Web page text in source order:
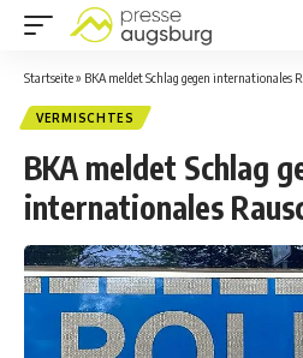
Startseite» BKA meldet Schlag gegen internationales
VERMISCHTES
BKA meldet Schlag
internationales